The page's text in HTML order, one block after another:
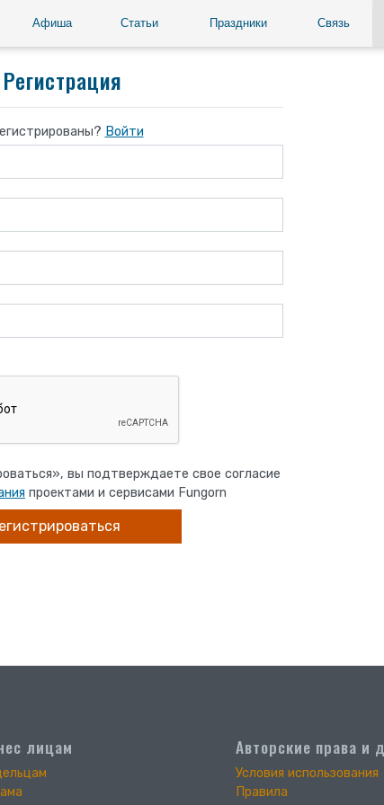
Афиша Статьи Праздники Связь
Регистрация
Войти
вы подтверждаете свое согласие
проектами и сервисами Fungorn
лицам Авторские права и
Условия использования
Правила